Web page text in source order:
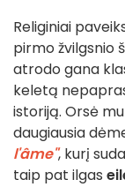
Religiniai
pirmo žvilgsnio
atrodo gana
keletą
istoriją. Orsė
daugiausia
l'âme", kurį
taip pat ilgas